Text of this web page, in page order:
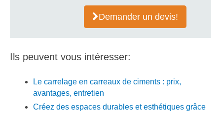
Demander un devis!
Ils peuvent vous intéresser:
Le carrelage en carreaux de ciments : prix,
avantages, entretien
Créez des espaces durables et esthétiques grâce